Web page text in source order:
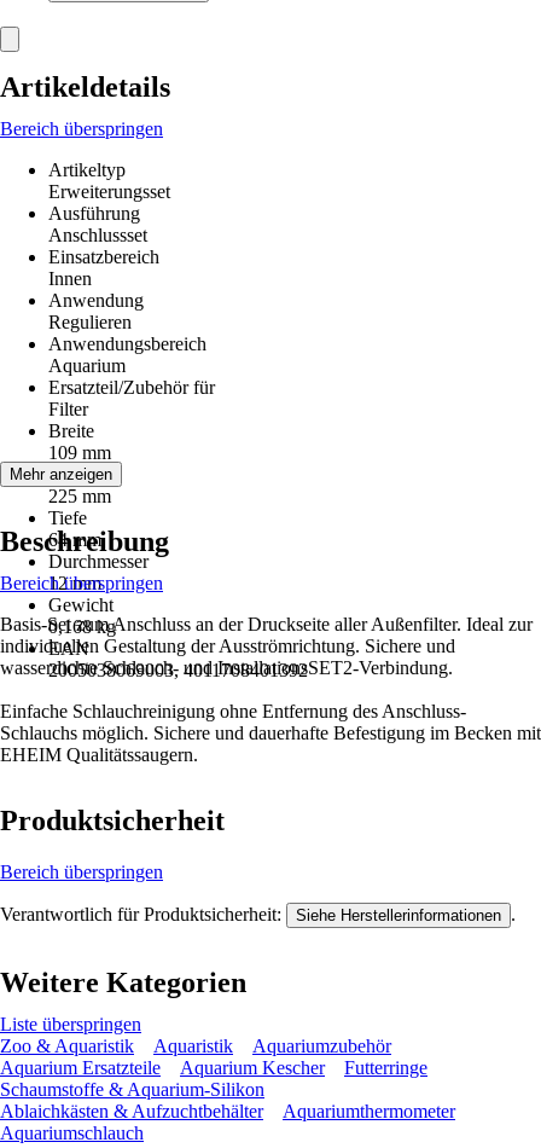
Artikeldetails
Bereich überspringen
Artikeltyp
Erweiterungsset
Ausführung
Anschlussset
Einsatzbereich
Innen
Anwendung
Regulieren
Anwendungsbereich
Aquarium
Ersatzteil/Zubehör für
Filter
Breite
109 mm
Höhe
225 mm
Tiefe
64 mm
Durchmesser
12 mm
Gewicht
0,168 kg
EAN
2005038069003, 4011708401392
Mehr anzeigen
Beschreibung
Bereich überspringen
Basis-Set zum Anschluss an der Druckseite aller Außenfilter. Ideal zur
individuellen Gestaltung der Ausströmrichtung. Sichere und
wasserdichte Schlauch- und InstallationsSET2-Verbindung.
Einfache Schlauchreinigung ohne Entfernung des Anschluss-
Schlauchs möglich. Sichere und dauerhafte Befestigung im Becken mit
EHEIM Qualitätssaugern.
Produktsicherheit
Bereich überspringen
Verantwortlich für Produktsicherheit: Siehe Herstellerinformationen .
Weitere Kategorien
Liste überspringen
Zoo & Aquaristik
Aquaristik
Aquariumzubehör
Aquarium Ersatzteile
Aquarium Kescher
Futterringe
Schaumstoffe & Aquarium-Silikon
Ablaichkästen & Aufzuchtbehälter
Aquariumthermometer
Aquariumschlauch